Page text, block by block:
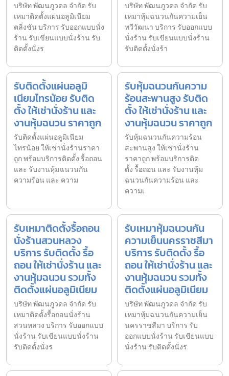
บริษัท พัฒนภูวดล จำกัด รับ
เหมาติดตั้งแผ่นอลูมิเนียม
ตลิ่งชัน บริการ รับออกแบบนั่ง
ร้าน รับเขียนแบบนั่งร้าน รับ
ติดตั้งนั่งร
บริษัท พัฒนภูวดล จำกัด รับ
เหมาหุ้มฉนวนกันความเย็น
ทวีวัฒนา บริการ รับออกแบบ
นั่งร้าน รับเขียนแบบนั่งร้าน
รับติดตั้งนั่งร้า
รับติดตั้งแผ่นอลูมิ
เนียมไทรน้อย รับติด
ตั้ง ให้เช่านั่งร้าน และ
งานหุ้มฉนวน ราคาถูก
รับติดตั้งแผ่นอลูมิเนียม
ไทรน้อย ให้เช่านั่งร้านราคา
ถูก พร้อมบริการติดตั้ง รื้อถอน
และ รับงานหุ้มฉนวนกัน
ความร้อน และ ความ
รับหุ้มฉนวนกันความ
ร้อนสะพานสูง รับติด
ตั้ง ให้เช่านั่งร้าน และ
งานหุ้มฉนวน ราคาถูก
รับหุ้มฉนวนกันความร้อน
สะพานสูง ให้เช่านั่งร้าน
ราคาถูก พร้อมบริการติด
ตั้ง รื้อถอน และ รับงานหุ้ม
ฉนวนกันความร้อน และ
ความเ
รับเหมาติดตั้งรื้อถอน
นั่งร้านสวนหลวง
บริการ รับติดตั้ง รื้อ
ถอน ให้เช่านั่งร้าน และ
งานหุ้มฉนวน รวมทั้ง
ติดตั้งแผ่นอลูมิเนียม
บริษัท พัฒนภูวดล จำกัด รับ
เหมาติดตั้งรื้อถอนนั่งร้าน
สวนหลวง บริการ รับออกแบบ
นั่งร้าน รับเขียนแบบนั่งร้าน
รับติดตั้งนั่งร
รับเหมาหุ้มฉนวนกัน
ความเย็นนครราชสีมา
บริการ รับติดตั้ง รื้อ
ถอน ให้เช่านั่งร้าน และ
งานหุ้มฉนวน รวมทั้ง
ติดตั้งแผ่นอลูมิเนียม
บริษัท พัฒนภูวดล จำกัด รับ
เหมาหุ้มฉนวนกันความเย็น
นครราชสีมา บริการ รับ
ออกแบบนั่งร้าน รับเขียนแบบ
นั่งร้าน รับติดตั้งนั่งร